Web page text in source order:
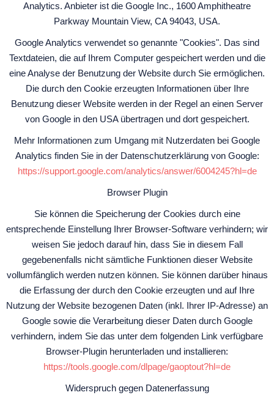
Analytics. Anbieter ist die Google Inc., 1600 Amphitheatre
Parkway Mountain View, CA 94043, USA.
Google Analytics verwendet so genannte "Cookies". Das sind
Textdateien, die auf Ihrem Computer gespeichert werden und die
eine Analyse der Benutzung der Website durch Sie ermöglichen.
Die durch den Cookie erzeugten Informationen über Ihre
Benutzung dieser Website werden in der Regel an einen Server
von Google in den USA übertragen und dort gespeichert.
Mehr Informationen zum Umgang mit Nutzerdaten bei Google
Analytics finden Sie in der Datenschutzerklärung von Google:
https://support.google.com/analytics/answer/6004245?hl=de
Browser Plugin
Sie können die Speicherung der Cookies durch eine
entsprechende Einstellung Ihrer Browser-Software verhindern; wir
weisen Sie jedoch darauf hin, dass Sie in diesem Fall
gegebenenfalls nicht sämtliche Funktionen dieser Website
vollumfänglich werden nutzen können. Sie können darüber hinaus
die Erfassung der durch den Cookie erzeugten und auf Ihre
Nutzung der Website bezogenen Daten (inkl. Ihrer IP-Adresse) an
Google sowie die Verarbeitung dieser Daten durch Google
verhindern, indem Sie das unter dem folgenden Link verfügbare
Browser-Plugin herunterladen und installieren:
https://tools.google.com/dlpage/gaoptout?hl=de
Widerspruch gegen Datenerfassung